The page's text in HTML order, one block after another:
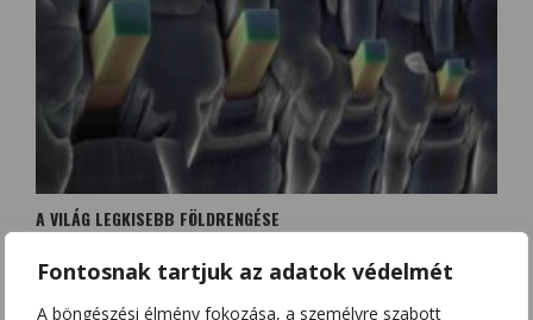
Fontosnak tartjuk az adatok védelmét
A böngészési élmény fokozása, a személyre szabott
A VILÁG LEGKISEBB FÖLDRENGÉSE